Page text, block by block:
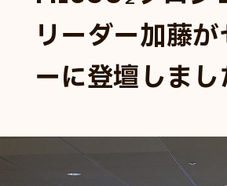
リーダー加藤
ーに登壇しまし